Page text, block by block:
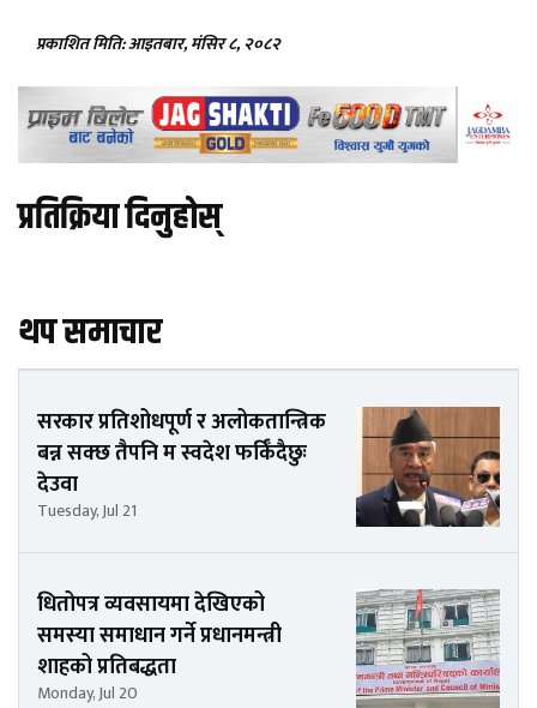
प्रकाशित मिति: आइतबार, मंसिर ८, २०८२
प्रतिक्रिया दिनुहोस्
थप समाचार
सरकार प्रतिशोधपूर्ण र अलोकतान्त्रिक
बन्न सक्छ तैपनि म स्वदेश फर्किँदैछुः
देउवा
Tuesday, Jul 21
धितोपत्र व्यवसायमा देखिएको
समस्या समाधान गर्ने प्रधानमन्त्री
शाहको प्रतिबद्धता
Monday, Jul 20